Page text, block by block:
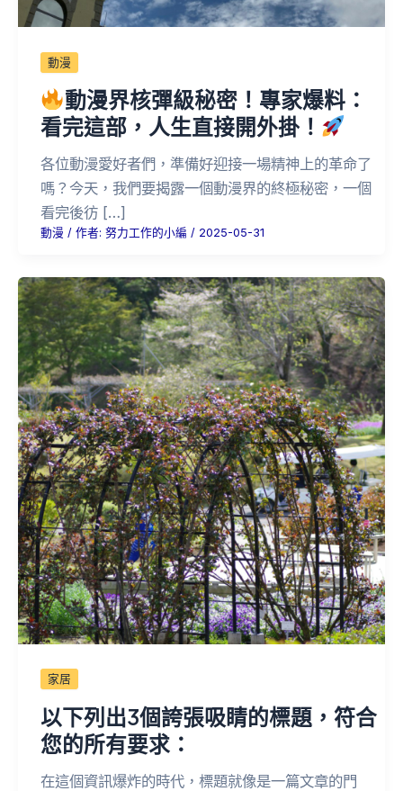
動漫
動漫界核彈級秘密！專家爆料：
看完這部，人生直接開外掛！
各位動漫愛好者們，準備好迎接一場精神上的革命了
嗎？今天，我們要揭露一個動漫界的終極秘密，一個
看完後彷 […]
動漫 / 作者: 努力工作的小編 / 2025-05-31
家居
以下列出3個誇張吸睛的標題，符合
您的所有要求：
在這個資訊爆炸的時代，標題就像是一篇文章的門